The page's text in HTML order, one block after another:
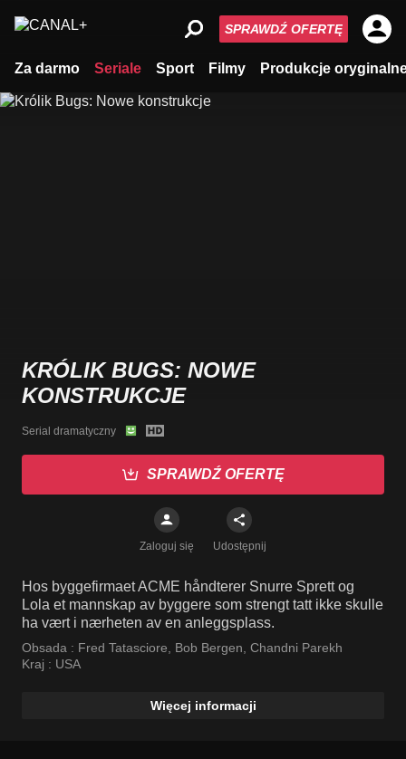
Za darmo Seriale Sport Filmy Produkcje
SPRAWDŹ OFERTĘ
KRÓLIK BUGS: NOWE
KONSTRUKCJE
Serial dramatyczny
SPRAWDŹ OFERTĘ
Zaloguj się Udostępnij
Hos byggefirmaet ACME håndterer Snurre Sprett og
Lola et mannskap av byggere som strengt tatt ikke skulle
ha vært i nærheten av en anleggsplass.
Obsada : Fred Tatasciore Bob Bergen Chandni Parekh
Kraj : USA
Więcej informacji